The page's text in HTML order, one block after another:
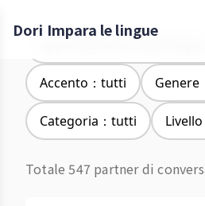
Dori Impara le lingue
Apprendimento delle
Accento：tutti Genere
Categoria：tutti
Totale 547 partner di